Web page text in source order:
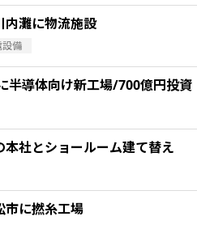
内灘に物流施設
設備
半導体向け新工場/700億円投資
社とショールーム建て替え
市に撚糸工場